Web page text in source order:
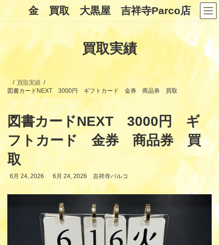
ン
キ
ッ
ー
に
移
金 買取 大黒屋 吉祥寺Parco店
買取実績
買取実績
図書カードNEXT 3000円 ギフトカード 金券 商品券 買取
図書カードNEXT 3000円 ギ
フトカード 金券 商品券 買
取
6月 24, 2026
最
時
6月 24, 2026 吉祥寺パルコ